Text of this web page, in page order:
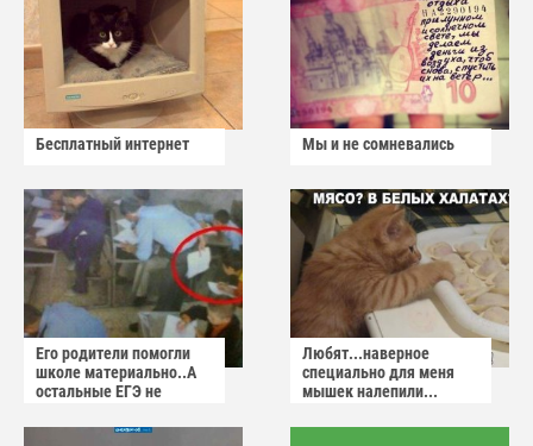
Бесплатный интернет Мы и не сомневались
Его родители помогли
школе материально..А
остальные ЕГЭ не
Любят...наверное
специально для меня
мышек налепили...